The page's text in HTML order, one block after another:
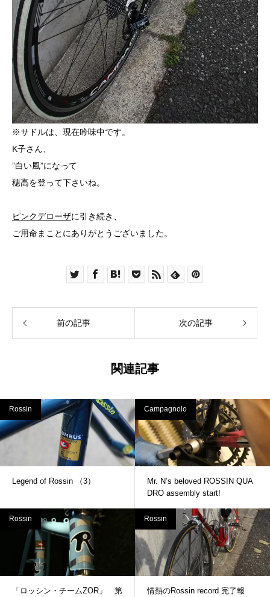
※サドルは、現在吟味中です。
K子さん、
”白い風”になって
穂高を登って下さいね。
ピンクデローザに引き続き、
ご用命まことにありがとうございました。
前の記事 次の記事
関連記事
Rossin
Legend of Rossin （3）
Campagnolo
Mr. N’s beloved ROSSIN QUA
DRO assembly start!
Rossin
「ロッシン・チームZOR」 第
Rossin
情熱のRossin record 完了報